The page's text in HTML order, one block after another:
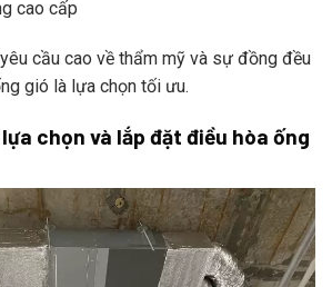
cao cấp
cầu cao về thẩm mỹ và sự đồng đều
gió là lựa chọn tối ưu.
chọn và lắp đặt điều hòa ống